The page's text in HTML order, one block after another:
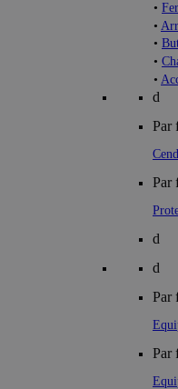
•
•
•
•
•
d
Par
Par
d
d
Par
Par